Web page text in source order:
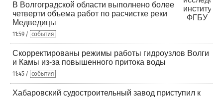
В Волгоградской области выполнено более
четверти объема работ по расчистке реки
Медведицы
11:59 / события
Скорректированы режимы работы гидроузлов Волги
и Камы из-за повышенного притока воды
11:45 / события
Хабаровский судостроительный завод приступил к